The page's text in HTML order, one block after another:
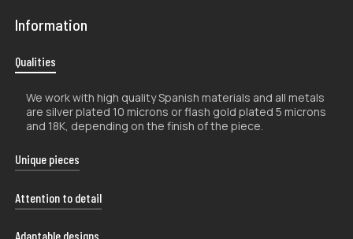
Information
Qualities
We work with high quality Spanish materials and all metals
are silver plated 10 microns or flash gold plated 5 microns
and 18K, depending on the finish of the piece.
Unique pieces
The handcrafted nature of our products makes them
unique, so their shape and color may vary slightly from
Attention to detail
Each of our shipments is carefully presented in a uniquely
Adaptable designs